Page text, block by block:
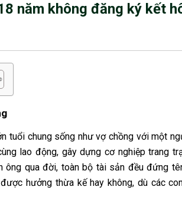
năm không đăng ký kết
tuổi chung sống như vợ chồng với một
lao động, gây dựng cơ nghiệp trang
ông qua đời, toàn bộ tài sản đều đứng
hưởng thừa kế hay không, dù các